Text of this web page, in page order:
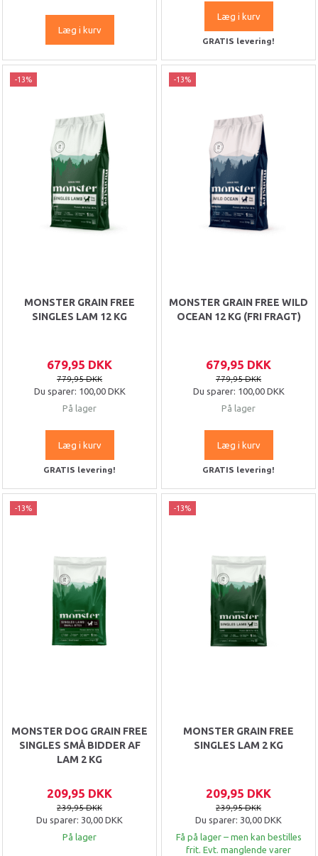
Læg i kurv
Læg i kurv
GRATIS levering!
-13%
MONSTER GRAIN FREE
SINGLES LAM 12 KG
679,95 DKK
779,95 DKK
Du sparer: 100,00 DKK
På lager
Læg i kurv
GRATIS levering!
-13%
MONSTER GRAIN FREE WILD
OCEAN 12 KG (FRI FRAGT)
679,95 DKK
779,95 DKK
Du sparer: 100,00 DKK
På lager
Læg i kurv
GRATIS levering!
-13%
MONSTER DOG GRAIN FREE
SINGLES SMÅ BIDDER AF
LAM 2 KG
209,95 DKK
239,95 DKK
Du sparer: 30,00 DKK
På lager
-13%
MONSTER GRAIN FREE
SINGLES LAM 2 KG
209,95 DKK
239,95 DKK
Du sparer: 30,00 DKK
Få på lager – men kan bestilles
frit. Evt. manglende varer